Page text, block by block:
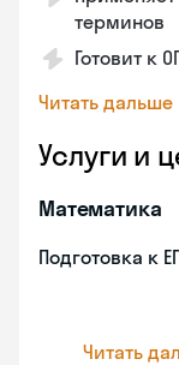
терминов
Готовит к
Читать дальше
Услуги и
Математика
Подготовка к
Читать